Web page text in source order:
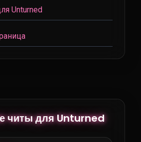
Unturned
читы для Unturned